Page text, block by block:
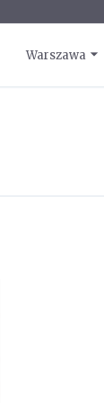
Warszawa